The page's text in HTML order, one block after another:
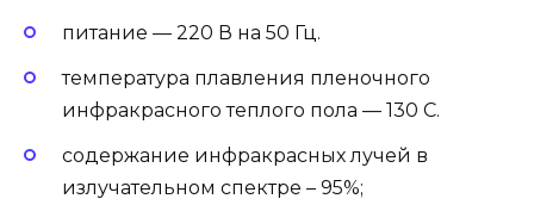
питание — 220 В на 50 Гц.
температура плавления пленочного
инфракрасного теплого пола — 130 С.
содержание инфракрасных лучей в
излучательном спектре – 95%;